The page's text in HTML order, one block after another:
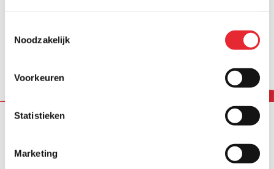
Noodzakelijk
Voorkeuren
Statistieken
Marketing
Start spraakgestuurd rapporteren